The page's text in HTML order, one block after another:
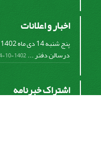
اخبار و اعلانات
درسالن دفتر ...1402-10-14
اشتراک خبرنامه